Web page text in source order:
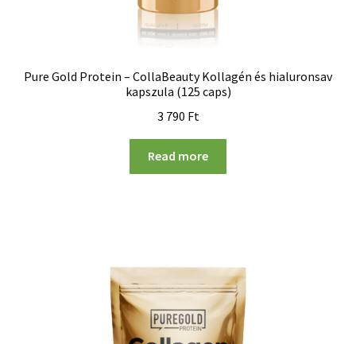
Pure Gold Protein – CollaBeauty Kollagén és hialuronsav
kapszula (125 caps)
3 790 Ft
Read more